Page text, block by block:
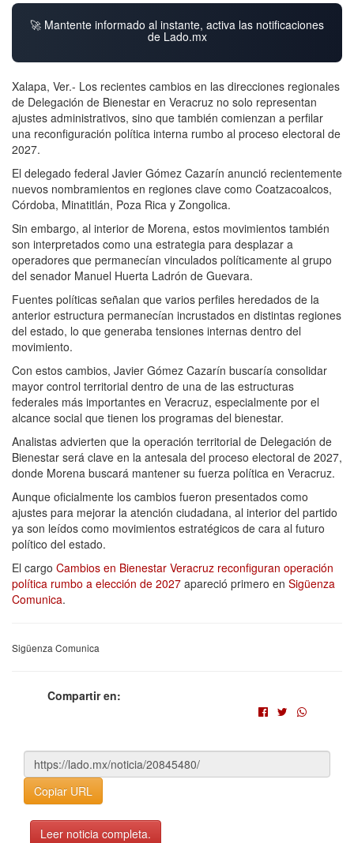
🚀 Mantente informado al instante, activa las notificaciones
de Lado.mx
Xalapa, Ver.- Los recientes cambios en las direcciones regionales
de Delegación de Bienestar en Veracruz no solo representan
ajustes administrativos, sino que también comienzan a perfilar
una reconfiguración política interna rumbo al proceso electoral de
2027.
El delegado federal Javier Gómez Cazarín anunció recientemente
nuevos nombramientos en regiones clave como Coatzacoalcos,
Córdoba, Minatitlán, Poza Rica y Zongolica.
Sin embargo, al interior de Morena, estos movimientos también
son interpretados como una estrategia para desplazar a
operadores que permanecían vinculados políticamente al grupo
del senador Manuel Huerta Ladrón de Guevara.
Fuentes políticas señalan que varios perfiles heredados de la
anterior estructura permanecían incrustados en distintas regiones
del estado, lo que generaba tensiones internas dentro del
movimiento.
Con estos cambios, Javier Gómez Cazarín buscaría consolidar
mayor control territorial dentro de una de las estructuras
federales más importantes en Veracruz, especialmente por el
alcance social que tienen los programas del bienestar.
Analistas advierten que la operación territorial de Delegación de
Bienestar será clave en la antesala del proceso electoral de 2027,
donde Morena buscará mantener su fuerza política en Veracruz.
Aunque oficialmente los cambios fueron presentados como
ajustes para mejorar la atención ciudadana, al interior del partido
ya son leídos como movimientos estratégicos de cara al futuro
político del estado.
El cargo Cambios en Bienestar Veracruz reconfiguran operación
política rumbo a elección de 2027 apareció primero en Sigüenza
Comunica.
Sigüenza Comunica
Compartir en:
Copiar URL
Leer noticia completa.